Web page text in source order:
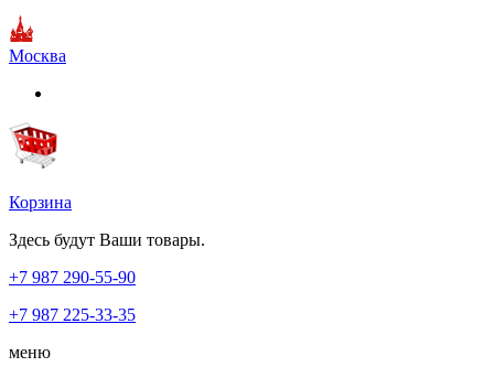
Москва
Корзина
Здесь будут Ваши товары.
+7 987 290-55-90
+7 987 225-33-35
меню